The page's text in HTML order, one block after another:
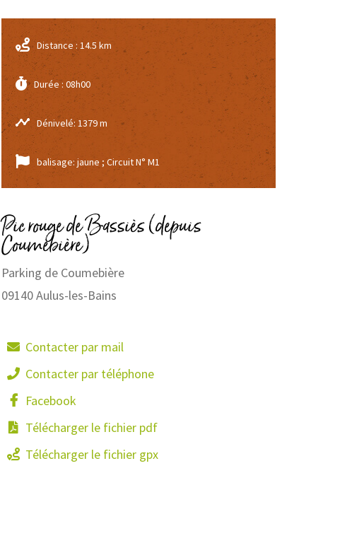
David Genestal - Ariège Pyrénées Tourisme
Distance : 14.5 km
Durée : 08h00
Dénivelé: 1379 m
balisage: jaune ; Circuit N° M1
Pic rouge de Bassiès (depuis
Coumebière)
Parking de Coumebière
09140Aulus-les-Bains
Contacter par mail
Contacter par téléphone
Facebook
Télécharger le fichier pdf
Télécharger le fichier gpx